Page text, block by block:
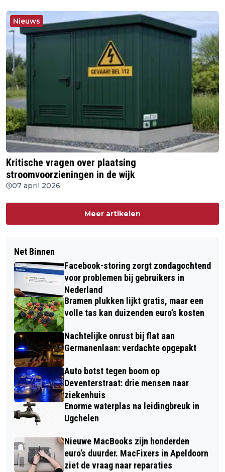
Nieuws
Kritische vragen over plaatsing
stroomvoorzieningen in de wijk
07 april 2026
Meer artikelen
Net Binnen
Facebook-storing zorgt zondagochtend
voor problemen bij gebruikers in
Nederland
Bramen plukken lijkt gratis, maar een
volle tas kan duizenden euro’s kosten
Nachtelijke onrust bij flat aan
Germanenlaan: verdachte opgepakt
Auto botst tegen boom op
Deventerstraat: drie mensen naar
ziekenhuis
Enorme waterplas na leidingbreuk in
Ugchelen
Nieuwe MacBooks zijn honderden
euro’s duurder. MacFixers in Apeldoorn
ziet de vraag naar reparaties